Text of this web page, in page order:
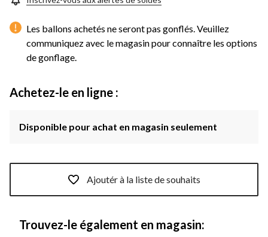
Les ballons achetés ne seront pas gonflés. Veuillez
communiquez avec le magasin pour connaître les options
de gonflage.
Achetez-le en ligne :
Disponible pour achat en magasin seulement
Ajoutér à la liste de souhaits
Trouvez-le également en magasin: